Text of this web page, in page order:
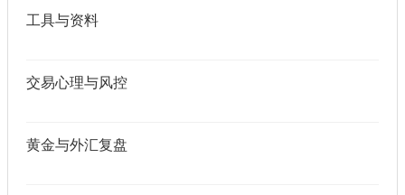
工具与资料
交易心理与风控
黄金与外汇复盘